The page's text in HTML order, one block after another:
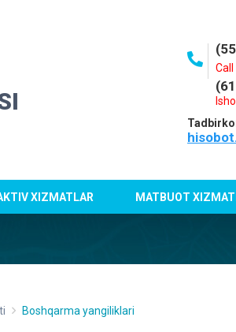
XIZMATLAR MATBUOT
Boshqarma yangiliklari